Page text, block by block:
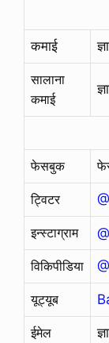
कमाई
सालाना
कमाई
फेसबुक
ट्विटर
इन्स्टाग्राम
विकिपीडिया
यूट्यूब
ईमेल